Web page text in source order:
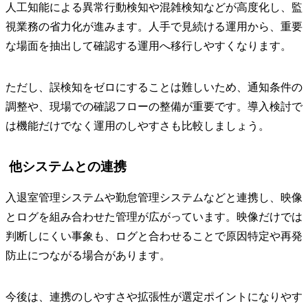
人工知能による異常行動検知や混雑検知などが高度化し、監
視業務の省力化が進みます。人手で見続ける運用から、重要
な場面を抽出して確認する運用へ移行しやすくなります。
ただし、誤検知をゼロにすることは難しいため、通知条件の
調整や、現場での確認フローの整備が重要です。導入検討で
は機能だけでなく運用のしやすさも比較しましょう。
他システムとの連携
入退室管理システムや勤怠管理システムなどと連携し、映像
とログを組み合わせた管理が広がっています。映像だけでは
判断しにくい事象も、ログと合わせることで原因特定や再発
防止につながる場合があります。
今後は、連携のしやすさや拡張性が選定ポイントになりやす